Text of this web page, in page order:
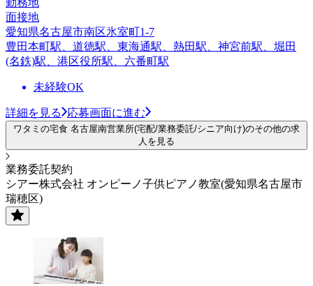
面接地
愛知県名古屋市南区氷室町1-7
豊田本町駅、道徳駅、東海通駅、熱田駅、神宮前駅、堀田
(名鉄)駅、港区役所駅、六番町駅
未経験OK
詳細を見る 応募画面に進む
ワタミの宅食 名古屋南営業所(宅配/業務委託/シニア向け)のその他の求
人を見る
業務委託契約
シアー株式会社 オンピーノ子供ピアノ教室(愛知県名古屋市
瑞穂区)